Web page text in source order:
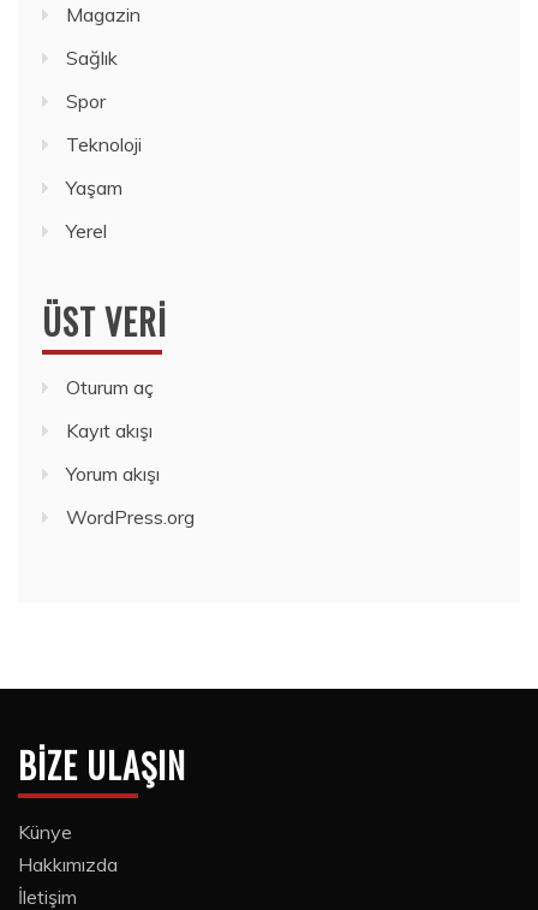
Magazin
Sağlık
Spor
Teknoloji
Yaşam
Yerel
ÜST VERI
Oturum aç
Kayıt akışı
Yorum akışı
WordPress.org
BIZE ULAŞIN
Künye
Hakkımızda
İletişim